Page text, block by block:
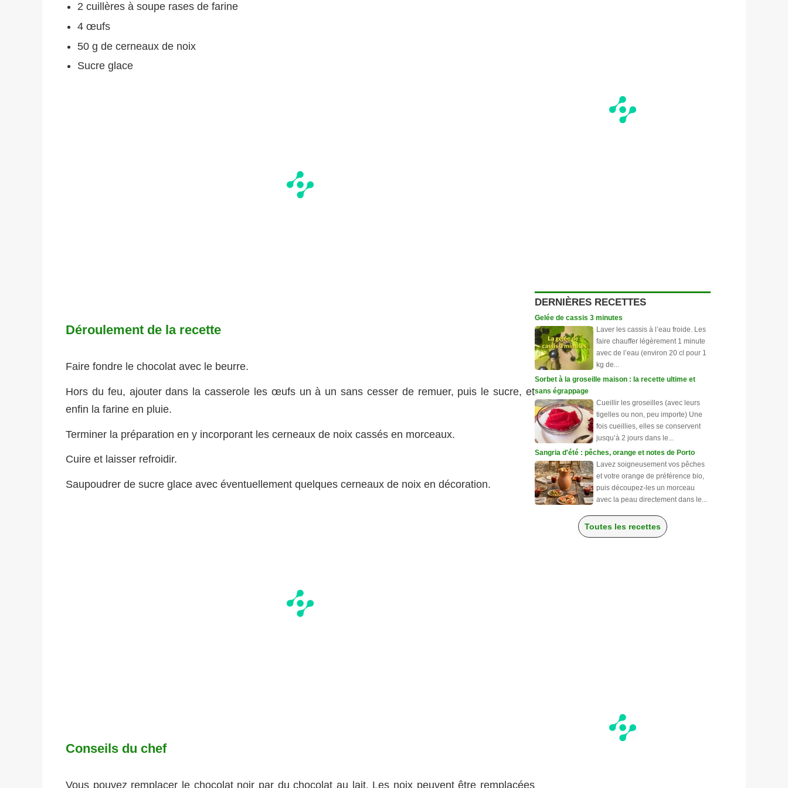
2 cuillères à soupe rases de farine
4 œufs
50 g de cerneaux de noix
Sucre glace
Déroulement de la recette
Faire fondre le chocolat avec le beurre.
Hors du feu, ajouter dans la casserole les œufs un à un sans cesser de remuer, puis le sucre, et
enfin la farine en pluie.
Terminer la préparation en y incorporant les cerneaux de noix cassés en morceaux.
Cuire et laisser refroidir.
Saupoudrer de sucre glace avec éventuellement quelques cerneaux de noix en décoration.
Conseils du chef
Vous pouvez remplacer le chocolat noir par du chocolat au lait. Les noix peuvent être remplacées
DERNIÈRES RECETTES
Gelée de cassis 3 minutes
Laver les cassis à l’eau froide. Les
faire chauffer légèrement 1 minute
avec de l’eau (environ 20 cl pour 1
kg de...
Sorbet à la groseille maison : la recette ultime et
sans égrappage
Cueillir les groseilles (avec leurs
tigelles ou non, peu importe) Une
fois cueillies, elles se conservent
jusqu’à 2 jours dans le...
Sangria d'été : pêches, orange et notes de Porto
Lavez soigneusement vos pêches
et votre orange de préférence bio,
puis découpez-les un morceau
avec la peau directement dans le...
Toutes les recettes